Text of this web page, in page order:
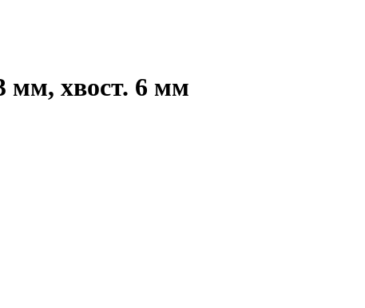
мм, хвост. 6 мм